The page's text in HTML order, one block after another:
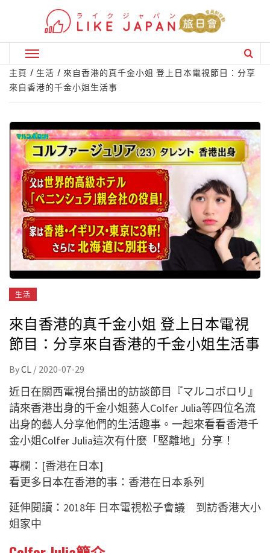
Primary
Menu
主頁 生活
來自香港的真千金小姐 登上日本電視節目：分享
來自香港的千金小姐生活事
生活
來自香港的真千金小姐 登上日本電視
節目：分享來自香港的千金小姐生活事
ByCL / 2020-07-29
近日在關西電視台播出的訪談節目『マルコポロリ』
請來香港出身的千金小姐藝人Colfer Julia等四位名流
出身的藝人分享他們的生活趣事。一起來看看香港千
金小姐Colfer Julia這次有什麼「堅離地」分享！
專欄：[香港在日本]
看更多日本在香港的事： 香港在日本系列
延伸閱讀： 2018年 日本電視松子會議 到訪香港大小
姐家中